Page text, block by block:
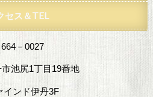
セス＆TEL
－0027
池尻1丁目19番地
インド伊丹3F